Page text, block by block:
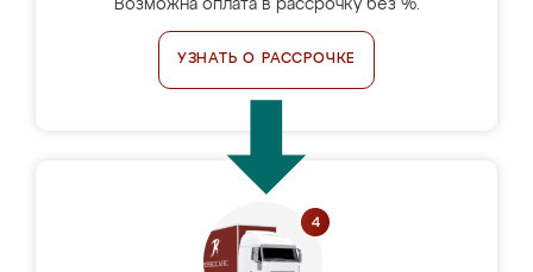
Возможна оплата в рассрочку без %.
УЗНАТЬ О РАССРОЧКЕ